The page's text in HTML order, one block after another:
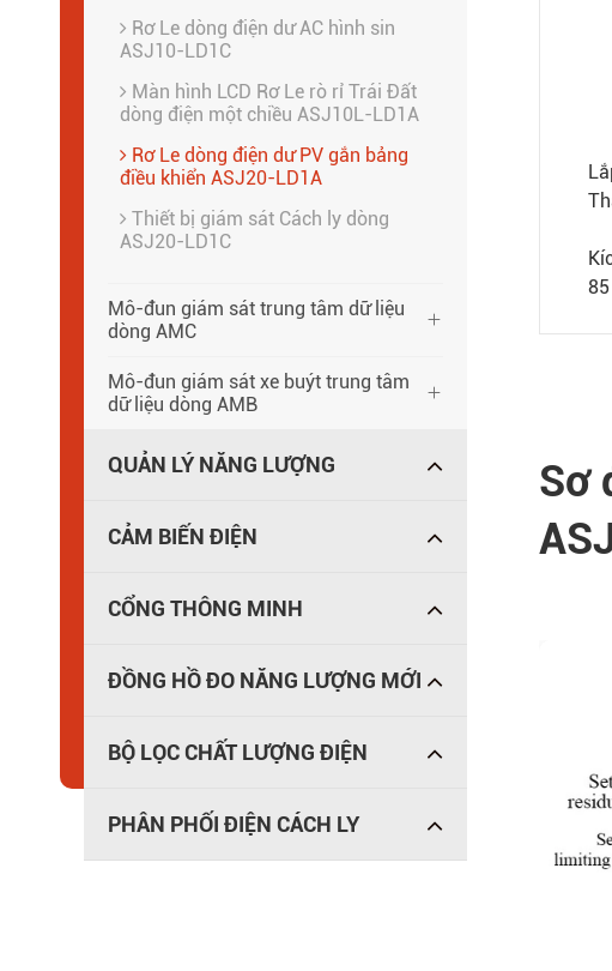
Rơ Le dòng điện dư AC hình sin
ASJ10-LD1C
Màn hình LCD Rơ Le rò rỉ Trái Đất
dòng điện một chiều ASJ10L-LD1A
Rơ Le dòng điện dư PV gắn bảng
điều khiển ASJ20-LD1A
Thiết bị giám sát Cách ly dòng
ASJ20-LD1C
Mô-đun giám sát trung tâm dữ liệu
dòng AMC

Mô-đun giám sát xe buýt trung tâm
dữ liệu dòng AMB

QUẢN LÝ NĂNG LƯỢNG
CẢM BIẾN ĐIỆN
CỔNG THÔNG MINH
ĐỒNG HỒ ĐO NĂNG LƯỢNG MỚI
BỘ LỌC CHẤT LƯỢNG ĐIỆN
PHÂN PHỐI ĐIỆN CÁCH LY
Sơ